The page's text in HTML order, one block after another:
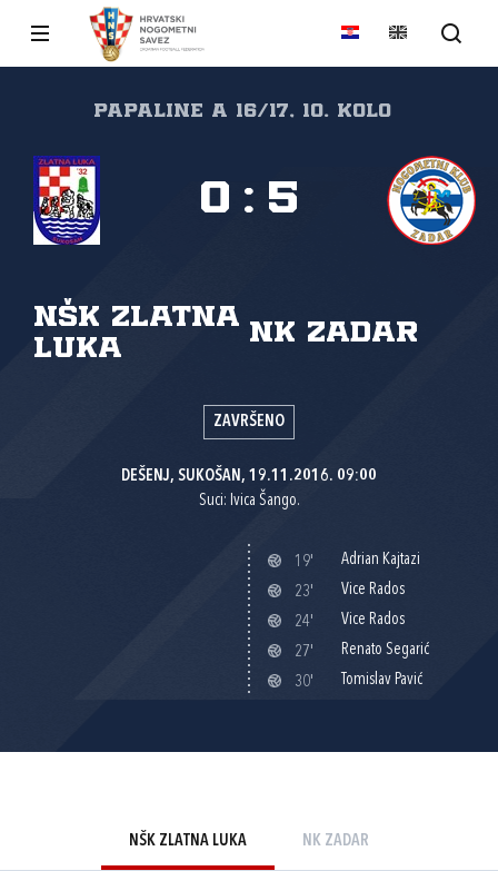
papaline A 16/17, 10. kolo
NŠK Zlatna
luka
NK Zadar
0 : 5
ZAVRŠENO
DEŠENJ, SUKOŠAN, 19.11.2016. 09:00
Suci: Ivica Šango.
19'
Adrian Kajtazi
23'
Vice Rados
24'
Vice Rados
27'
Renato Segarić
30'
Tomislav Pavić
NŠK ZLATNA LUKA NK ZADAR